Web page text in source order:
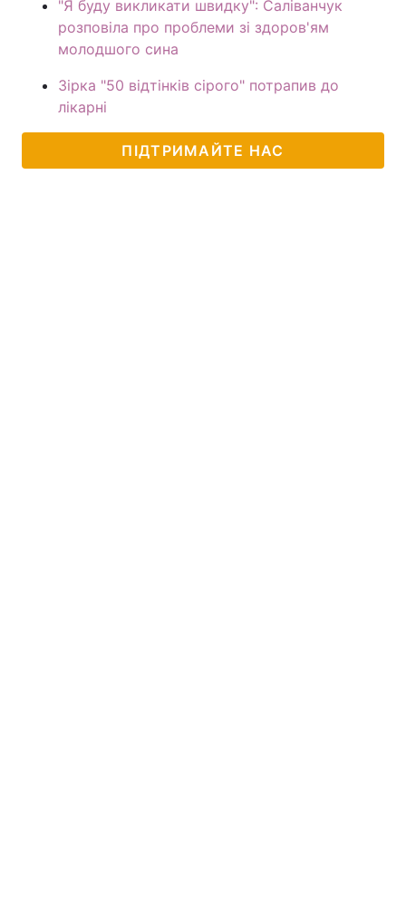
"Я буду викликати швидку": Саліванчук
розповіла про проблеми зі здоров'ям
молодшого сина
Зірка "50 відтінків сірого" потрапив до
лікарні
ПІДТРИМАЙТЕ НАС